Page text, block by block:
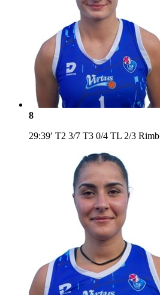
8
29:39′ T2 3/7 T3 0/4 TL 2/3 Rimb